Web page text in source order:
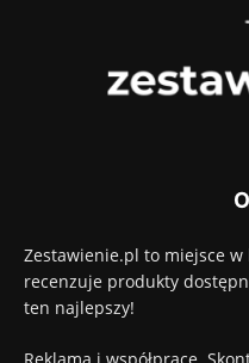
Zestawienie.pl to miejsce w
recenzuje produkty
ten najlepszy!